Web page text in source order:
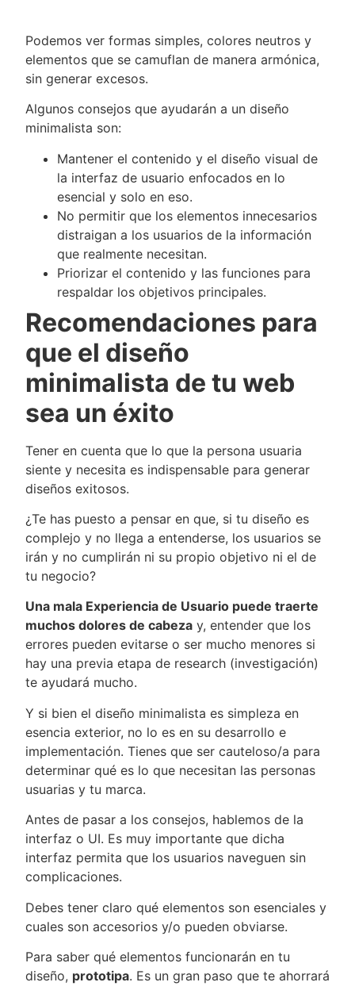
Podemos ver formas simples, colores neutros y
elementos que se camuflan de manera armónica,
sin generar excesos.
Algunos consejos que ayudarán a un diseño
minimalista son:
Mantener el contenido y el diseño visual de
la interfaz de usuario enfocados en lo
esencial y solo en eso.
No permitir que los elementos innecesarios
distraigan a los usuarios de la información
que realmente necesitan.
Priorizar el contenido y las funciones para
respaldar los objetivos principales.
Recomendaciones para
que el diseño
minimalista de tu web
sea un éxito
Tener en cuenta que lo que la persona usuaria
siente y necesita es indispensable para generar
diseños exitosos.
¿Te has puesto a pensar en que, si tu diseño es
complejo y no llega a entenderse, los usuarios se
irán y no cumplirán ni su propio objetivo ni el de
tu negocio?
Una mala Experiencia de Usuario puede traerte
muchos dolores de cabeza y, entender que los
errores pueden evitarse o ser mucho menores si
hay una previa etapa de research (investigación)
te ayudará mucho.
Y si bien el diseño minimalista es simpleza en
esencia exterior, no lo es en su desarrollo e
implementación. Tienes que ser cauteloso/a para
determinar qué es lo que necesitan las personas
usuarias y tu marca.
Antes de pasar a los consejos, hablemos de la
interfaz o UI. Es muy importante que dicha
interfaz permita que los usuarios naveguen sin
complicaciones.
Debes tener claro qué elementos son esenciales y
cuales son accesorios y/o pueden obviarse.
Para saber qué elementos funcionarán en tu
diseño, prototipa. Es un gran paso que te ahorrará